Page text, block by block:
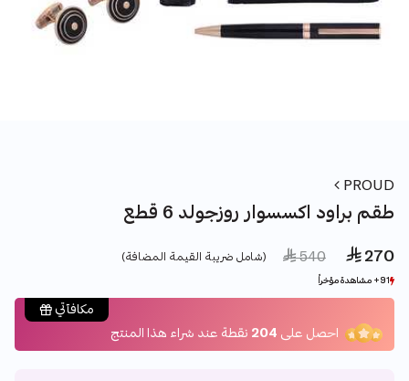
PROUD
طقم براود اكسسوار روزجولد 6 قطع
 270
Price reduced from
 540
to (شامل ضريبة القيمة المضافة)
91+ مشاهدة مؤخراً
14+ بيع مؤخراً
91+ مشاهدة مؤخراً
14+ بيع مؤخراً
مكافآتي
احصل على 204 نقطة عند شراء هذا المنتج